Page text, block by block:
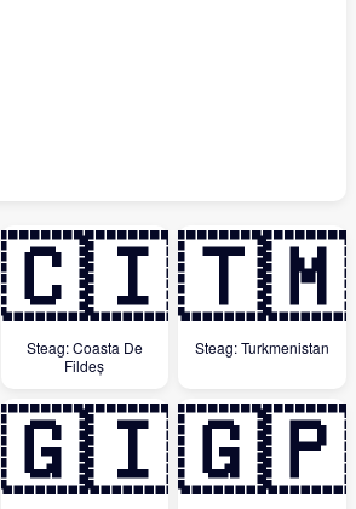
🇨🇮
Steag: Coasta De
Fildeș
🇹🇲
Steag: Turkmenistan
🇬🇮🇬🇵